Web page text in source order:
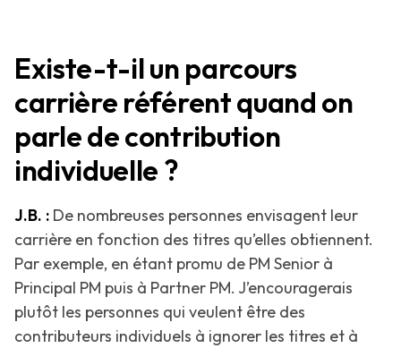
Existe-t-il un parcours
carrière référent quand on
parle de contribution
individuelle ?
J.B. : De nombreuses personnes envisagent leur
carrière en fonction des titres qu’elles obtiennent.
Par exemple, en étant promu de PM Senior à
Principal PM puis à Partner PM. J’encouragerais
plutôt les personnes qui veulent être des
contributeurs individuels à ignorer les titres et à